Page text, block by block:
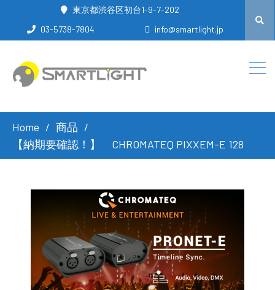
東京都渋谷区初台1-9-7-202
03-5738-7804
info@smartlight.jp
Home
商品
【納期要確認！】 CHROMATEQ PIXXEM-E 128